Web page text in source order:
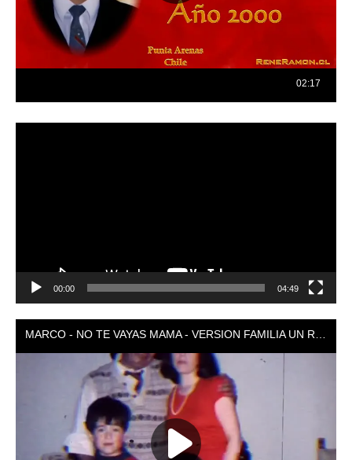
00:00 04:49